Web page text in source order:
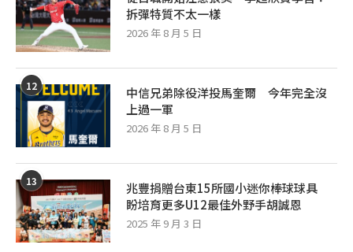
拆彈特質不太一樣
2026 年 8 月 5 日
12
中信兄弟除役洋投馬奎爾 今年完全沒
上過一軍
2026 年 8 月 5 日
13
兆豐捐贈台東15所國小迷你棒球球具
盼培育更多U12最佳外野手胡誠恩
2025 年 9 月 3 日